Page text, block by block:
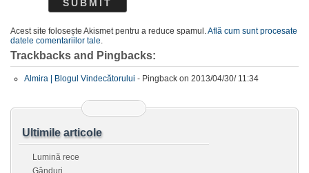
Acest site folosește Akismet pentru a reduce spamul. Află cum sunt procesate
datele comentariilor tale
Trackbacks and Pingbacks:
Almira | Blogul Vindecătorului - Pingback on 2013/04/30/ 11:34
Ultimile articole
Lumină rece
Gânduri